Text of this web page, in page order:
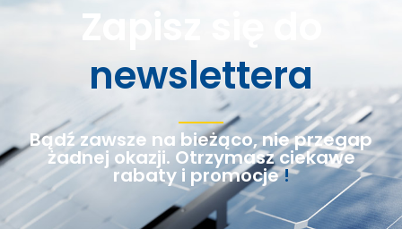
Zapisz się do
newslettera
Bądź zawsze na bieżąco, nie przegap
żadnej okazji. Otrzymasz ciekawe
rabaty i promocje!